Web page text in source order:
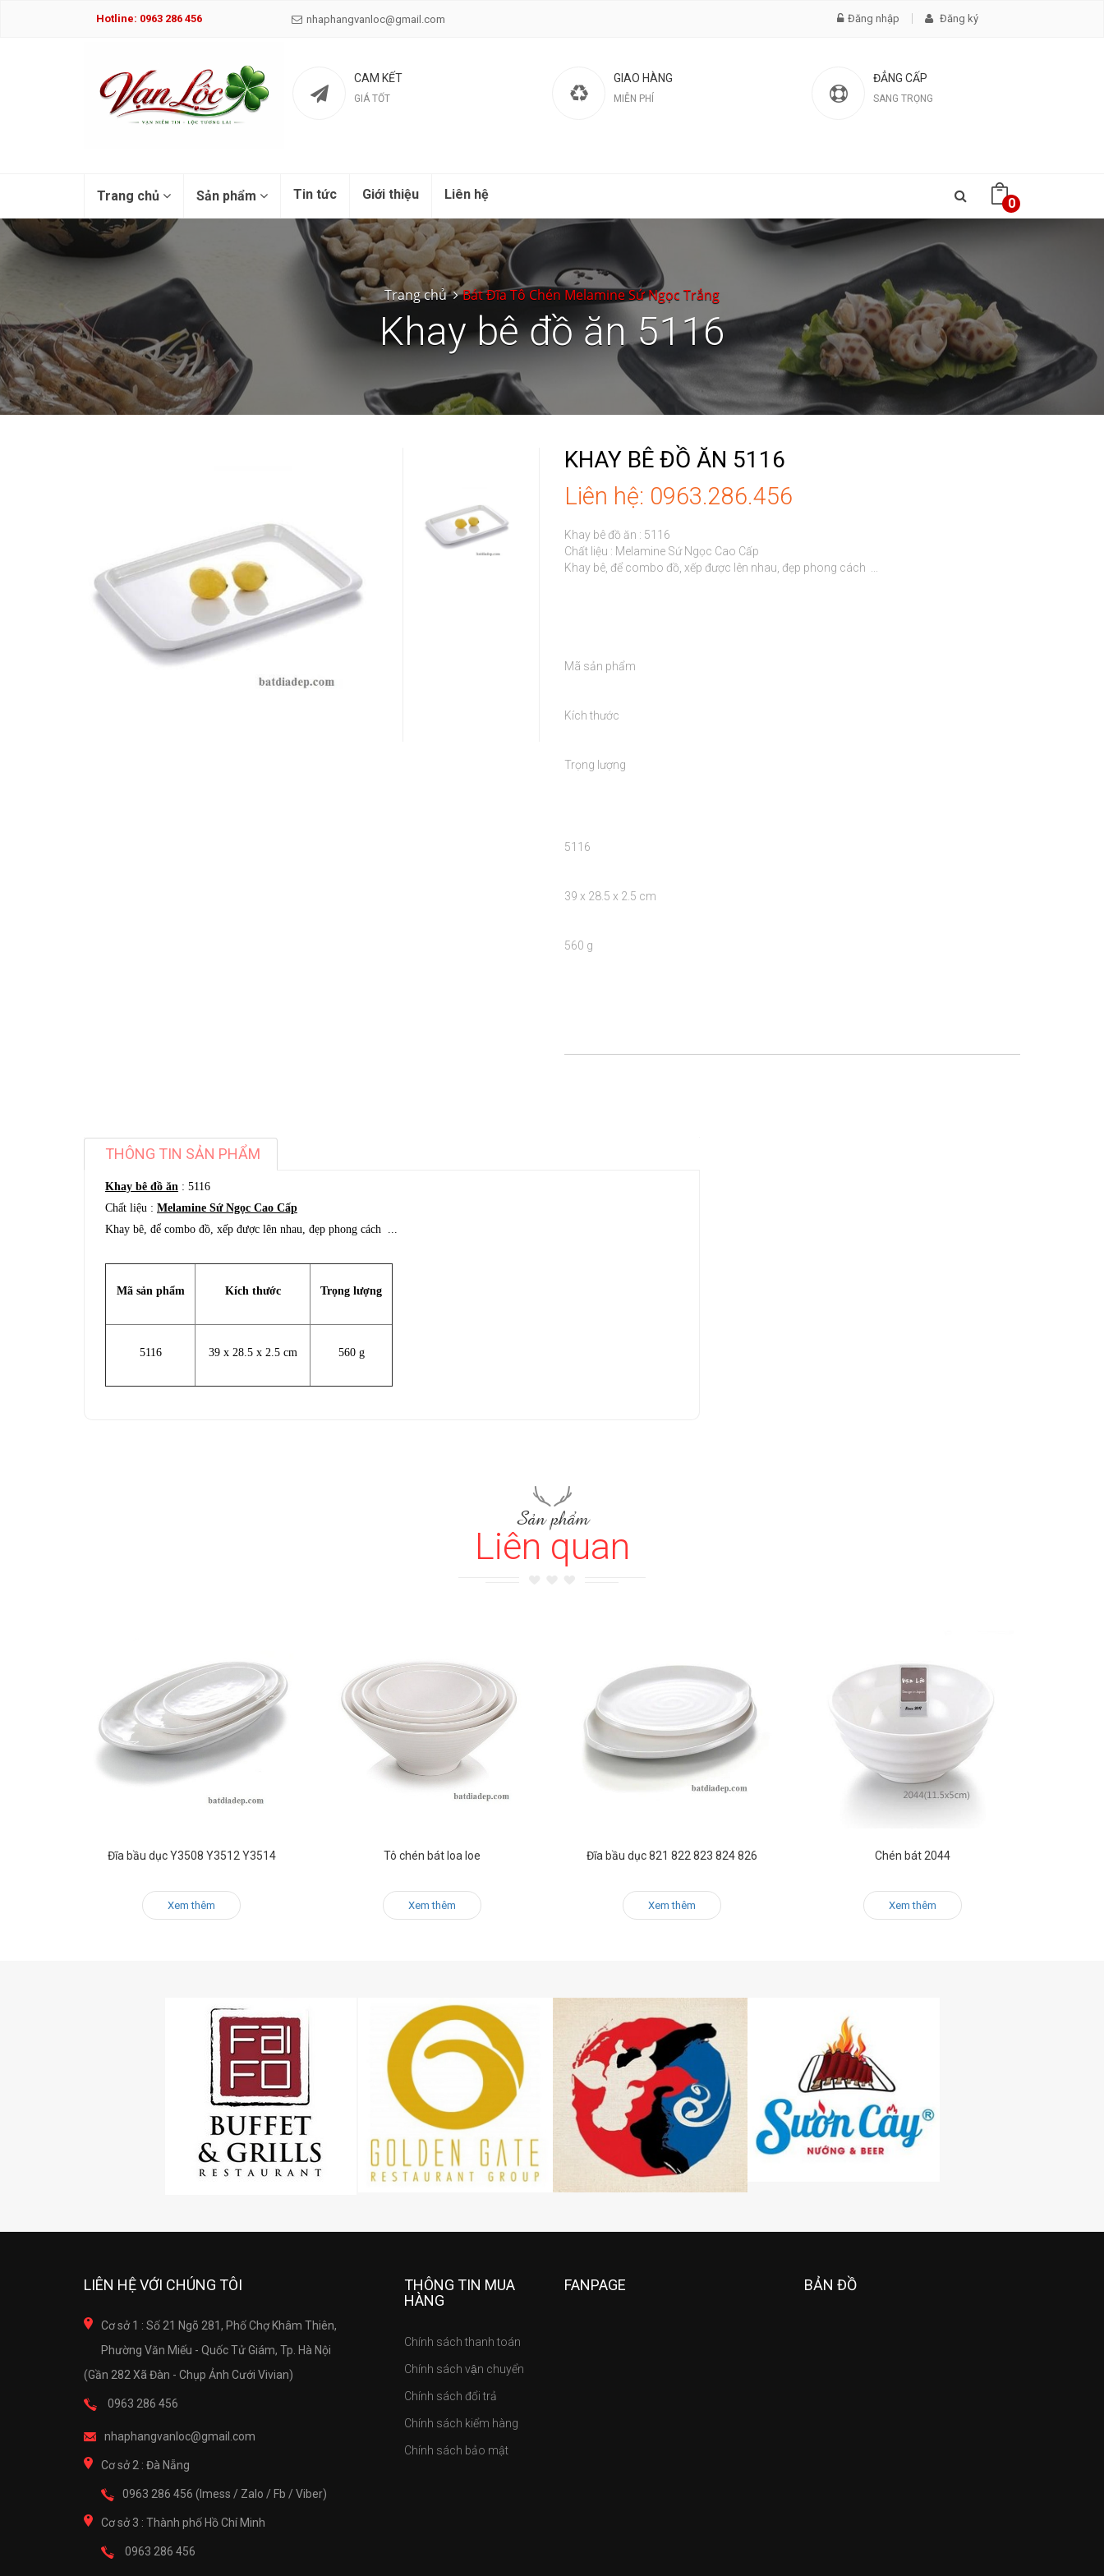
Hotline: 0963 286 456 nhaphangvanloc@gmail.com Đăng nhập Đăng ký
CAM KẾT
GIÁ TỐT
GIAO HÀNG
MIỄN PHÍ
ĐẲNG CẤP
SANG TRỌNG
0
Trang chủ Sản phẩm Tin tức Giới thiệu Liên hệ
Trang chủ Bát Đĩa Tô Chén Melamine Sứ Ngọc Trắng
Khay bê đồ ăn 5116
KHAY BÊ ĐỒ ĂN 5116
Liên hệ: 0963.286.456
Khay bê đồ ăn : 5116
Chất liệu : Melamine Sứ Ngọc Cao Cấp
Khay bê, để combo đồ, xếp được lên nhau, đẹp phong cách  ...
Mã sản phẩm
Kích thước
Trọng lượng
5116
39 x 28.5 x 2.5 cm
560 g
THÔNG TIN SẢN PHẨM
Khay bê đồ ăn : 5116
Chất liệu : Melamine Sứ Ngọc Cao Cấp
Khay bê, để combo đồ, xếp được lên nhau, đẹp phong cách ...
Mã sản phẩm Kích thước Trọng lượng
5116 39 x 28.5 x 2.5 cm 560 g
Sản phẩm
Liên quan
Đĩa bầu dục Y3508 Y3512 Y3514
Xem thêm
Tô chén bát loa loe
Xem thêm
Đĩa bầu dục 821 822 823 824 826
Xem thêm
Chén bát 2044
Xem thêm
LIÊN HỆ VỚI CHÚNG TÔI
Cơ sở 1 : Số 21 Ngõ 281, Phố Chợ Khâm Thiên,
Phường Văn Miếu - Quốc Tử Giám, Tp. Hà Nội
(Gần 282 Xã Đàn - Chụp Ảnh Cưới Vivian)
0963 286 456
nhaphangvanloc@gmail.com
Cơ sở 2 : Đà Nẵng
0963 286 456 (Imess / Zalo / Fb / Viber)
Cơ sở 3 : Thành phố Hồ Chí Minh
0963 286 456
THÔNG TIN MUA
HÀNG
Chính sách thanh toán
Chính sách vận chuyển
Chính sách đổi trả
Chính sách kiểm hàng
Chính sách bảo mật
FANPAGE BẢN ĐỒ